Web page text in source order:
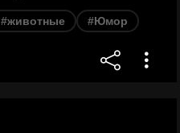
#животные #Юмор